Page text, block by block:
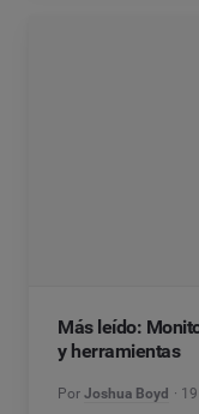
Más leído:
y herramientas
Por Joshua Boyd